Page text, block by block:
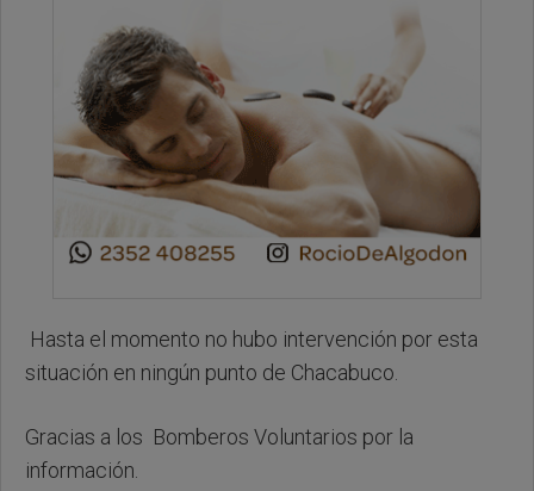
Hasta el momento no hubo intervención por esta
situación en ningún punto de Chacabuco.
Gracias a los Bomberos Voluntarios por la
información.